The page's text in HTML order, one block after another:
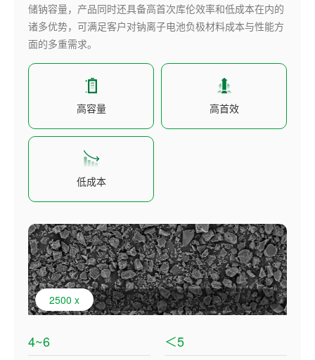
储钠容量，产品同时还具备高首次库伦效率和低成本在内的
诸多优势，可满足客户对钠离子电池负极材料成本与性能方
面的多重需求。
高容量 高首效
低成本
2500 x
4~6 ＜5